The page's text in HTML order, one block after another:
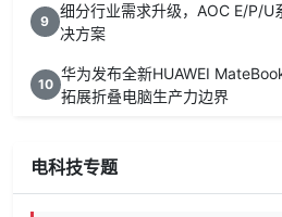
9
细分行业需求升级，AOC E/P/U
决方案
10
华为发布全新HUAWEI
拓展折叠电脑生产力边界
电科技专题